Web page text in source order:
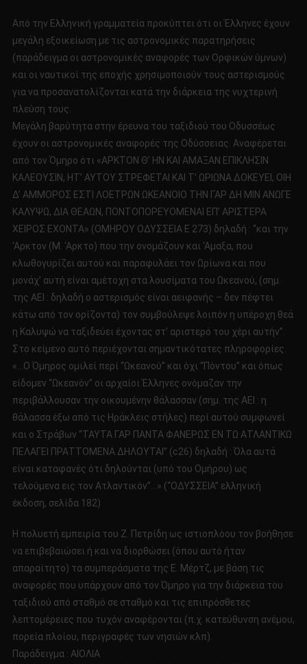
Από την Ελληνική γραμματεία προκύπτει ότι οι Έλληνες έχουν
μεγάλη εξοικείωση με τις αστρονομικές παρατηρήσεις
(παράδειγμα οι αστρονομικές αναφορές των Ορφικών ύμνων)
και οι ναυτικοί της εποχής χρησιμοποιούν τους αστερισμούς
για να προσανατολίζονται κατά την διάρκεια της νυχτερινή
πλεύση τους.
Μεγάλη βαρύτητα στην έρευνα του ταξιδιού του Οδυσσέως
έχουν οι αστρονομικές αναφορές της Οδύσσειας. Αναφέρεται
από τον Όμηρο ότι «ΑΡΚΤΟΝ Θ’ ΗΝ ΚΑΙ ΑΜΑΞΑΝ ΕΠΙΚΛΗΣΙΝ
ΚΑΛΕΟΥΣΙΝ, ΗΤ’ ΑΥΤΟΥ ΣΤΡΕΦΕΤΑΙ ΚΑΙ Τ’ ΩΡΙΩΝΑ ΔΟΚΕΥΕΙ, ΟΙΗ
Δ’ ΑΜΜΟΡΟΣ ΕΣΤΙ ΛΟΕΤΡΩΝ ΩΚΕΑΝΟΙΟ ΤΗΝ ΓΑΡ ΔΗ ΜΙΝ ΑΝΩΓΕ
ΚΑΛΥΨΩ, ΔΙΑ ΘΕΑΩΝ, ΠΟΝΤΟΠΟΡΕΥΟΜΕΝΑΙ ΕΠ’ ΑΡΙΣΤΕΡΑ
ΧΕΙΡΟΣ ΕΧΟΝΤΑ» (ΟΜΗΡΟΥ ΟΔΥΣΣΕΙΑ Ε 273) δηλαδή : “και την
‘Αρκτον (Μ. ‘Αρκτο) που την ονομάζουν και ‘Αμαξα, που
κλωθογυρίζει αυτού και παραφυλάει τον Ωρίωνα και που
μονάχ’ αυτή είναι αμέτοχη στα λουσίματα του Ωκεανού, (σημ.
της ΑΕΙ : δηλαδή ο αστερισμός είναι αειφανής – δεν πέφτει
κάτω από τον ορίζοντα) τον συμβούλεψε λοιπόν η υπέροχη θεά
η Καλυψώ να ταξιδεύει έχοντας στ’ αριστερό του χέρι αυτήν”.
Στο κείμενο αυτό περιέχονται σημαντικότατες πληροφορίες.
«…Ο Όμηρος ομιλεί περί “Ωκεανού” και όχι “Πόντου” και όπως
είδομεν “Ωκεανόν” οι αρχαίοι Έλληνες ονόμαζαν την
περιβάλλουσαν την οικουμένην θάλασσαν (σημ. της ΑΕΙ : η
θάλασσα έξω από τις Ηράκλεις στήλες) περί αυτού συμφωνεί
και ο Στράβων “ΤΑΥΤΑ ΓΑΡ ΠΑΝΤΑ ΦΑΝΕΡΩΣ ΕΝ ΤΩ ΑΤΛΑΝΤΙΚΩ
ΠΕΛΑΓΕΙ ΠΡΑΤΤΟΜΕΝΑ ΔΗΛΟΥΤΑΙ” (c26) δηλαδή : Όλα αυτά
είναι καταφανές ότι δηλούνται (υπό του Ομήρου) ως
τελούμενα εις τον Ατλαντικόν”…» (“ΟΔΥΣΣΕΙΑ” ελληνική
έκδοση, σελίδα 182)
Η πολυετή εμπειρία του Ζ. Πετρίδη ως ιστιοπλόου τον βοήθησε
να επιβεβαιώσει ή και να διορθώσει (όπου αυτό ήταν
απαραίτητο) τα συμπεράσματα της Ε. Μέρτζ, με βάση τις
αναφορές που υπάρχουν από τον Όμηρο για την διάρκεια του
ταξιδιού από σταθμό σε σταθμό και τις επιπρόσθετες
λεπτομέρειες που τυχόν αναφέρονται (π.χ. κατεύθυνση ανέμου,
πορεία πλοίου, περιγραφές των νησιών κλπ).
Παράδειγμα : ΑΙΟΛΙΑ